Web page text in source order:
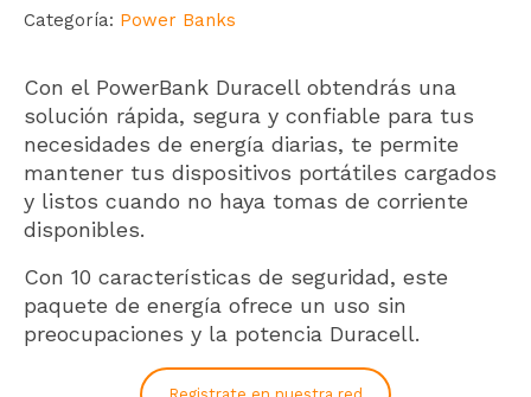
Categoría: Power Banks
Con el PowerBank Duracell obtendrás una
solución rápida, segura y confiable para tus
necesidades de energía diarias, te permite
mantener tus dispositivos portátiles cargados
y listos cuando no haya tomas de corriente
disponibles.
Con 10 características de seguridad, este
paquete de energía ofrece un uso sin
preocupaciones y la potencia Duracell.